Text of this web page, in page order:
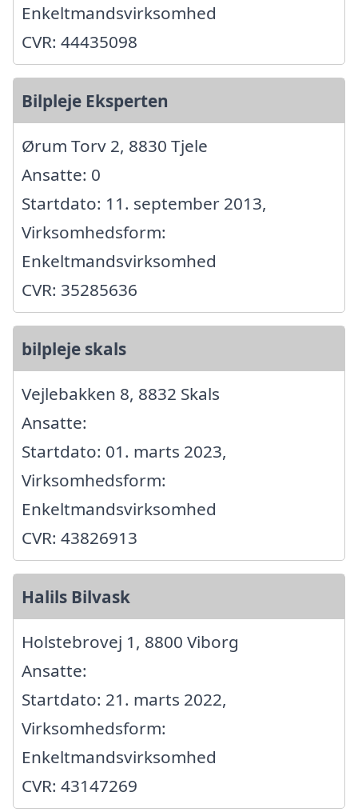
Enkeltmandsvirksomhed
CVR: 44435098
Bilpleje Eksperten
Ørum Torv 2, 8830 Tjele
Ansatte: 0
Startdato: 11. september 2013,
Virksomhedsform:
Enkeltmandsvirksomhed
CVR: 35285636
bilpleje skals
Vejlebakken 8, 8832 Skals
Ansatte:
Startdato: 01. marts 2023,
Virksomhedsform:
Enkeltmandsvirksomhed
CVR: 43826913
Halils Bilvask
Holstebrovej 1, 8800 Viborg
Ansatte:
Startdato: 21. marts 2022,
Virksomhedsform:
Enkeltmandsvirksomhed
CVR: 43147269